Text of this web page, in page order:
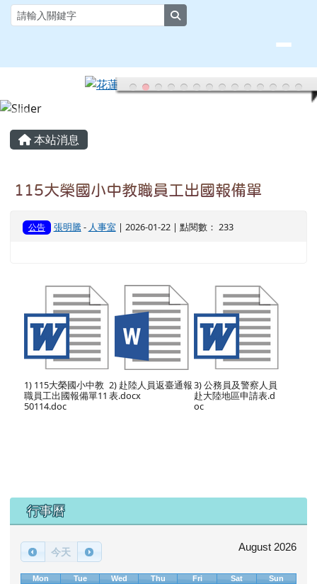
跳至主內容區
花蓮縣大榮國小全球資訊網
主內容區域
本站消息
115大榮國小中教職員工出國報備單
公告 張明騰 - 人事室 | 2026-01-22 | 點閱數： 233
1) 115大榮國小中教
職員工出國報備單11
50114.doc
2) 赴陸人員返臺通報
表.docx
3) 公務員及警察人員
赴大陸地區申請表.d
oc
下中區域內容
行事曆
今天 August 2026
Mon Tue Wed Thu Fri Sat Sun
頁尾區域